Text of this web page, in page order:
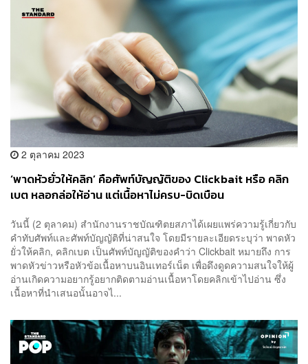
2 ตุลาคม 2023
‘พาดหัวยั่วให้คลิก’ คือศัพท์บัญญัติของ Clickbait หรือ คลิก
เบต หลอกล่อให้อ่าน แต่เนื้อหาไม่ครบ-บิดเบือน
วันนี้ (2 ตุลาคม) สำนักงานราชบัณฑิตยสภาได้เผยแพร่ความรู้เกี่ยวกับ
คำทับศัพท์และศัพท์บัญญัติที่น่าสนใจ โดยมีรายละเอียดระบุว่า พาดหัว
ยั่วให้คลิก, คลิกเบต เป็นศัพท์บัญญัติของคำว่า Clickbait หมายถึง การ
พาดหัวข่าวหรือหัวข้อเนื้อหาบนอินเทอร์เน็ต เพื่อดึงดูดความสนใจให้ผู้
อ่านเกิดความอยากรู้อยากติดตามอ่านเนื้อหาโดยคลิกเข้าไปอ่าน ซึ่ง
เนื้อหาที่นำเสนอนั้นอาจไ...